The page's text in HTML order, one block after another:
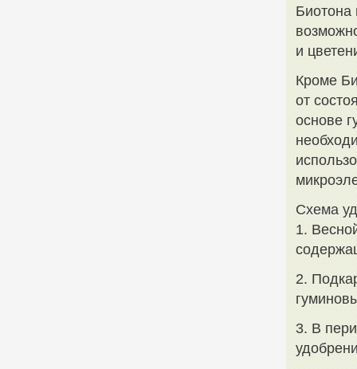
Биотона
и
Кроме
от
основе
Схема
1.
2.
3. В